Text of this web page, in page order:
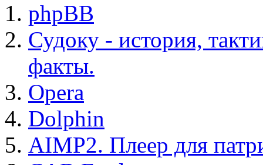
phpBB
Судоку - история,
факты.
Opera
Dolphin
AIMP2. Плеер для